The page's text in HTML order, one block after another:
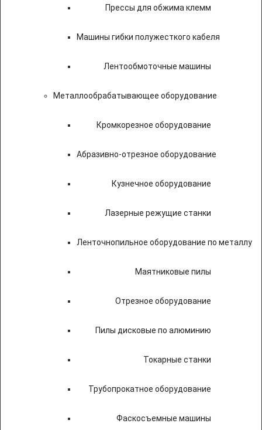
Прессы для обжима клемм
Машины гибки полужесткого кабеля
Лентообмоточные машины
Металлообрабатывающее оборудование
Кромкорезное оборудование
Абразивно-отрезное оборудование
Кузнечное оборудование
Лазерные режущие станки
Ленточнопильное оборудование по металлу
Маятниковые пилы
Отрезное оборудование
Пилы дисковые по алюминию
Токарные станки
Трубопрокатное оборудование
Фаскосъемные машины